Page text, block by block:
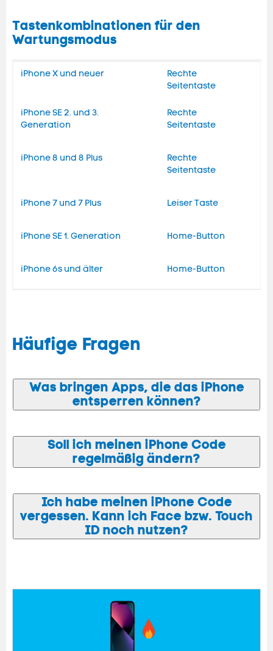
Tastenkombinationen für den
Wartungsmodus
iPhone X und neuer
Rechte
Seitentaste
iPhone SE 2. und 3.
Generation
Rechte
Seitentaste
iPhone 8 und 8 Plus
Rechte
Seitentaste
iPhone 7 und 7 Plus Leiser Taste
iPhone SE 1. Generation Home-Button
iPhone 6s und älter Home-Button
Häufige Fragen
Was bringen Apps, die das iPhone
entsperren können?
Soll ich meinen iPhone Code
regelmäßig ändern?
Ich habe meinen iPhone Code
vergessen. Kann ich Face bzw. Touch
ID noch nutzen?